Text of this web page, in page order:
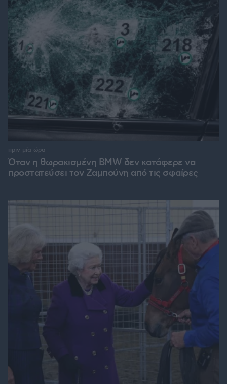
Όταν η θωρακισμένη BMW δεν κατάφερε να
προστατεύσει τον Ζαμπούνη από τις σφαίρες
πριν μία ώρα